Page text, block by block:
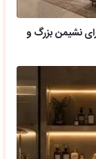
نشیمن بزرگ و